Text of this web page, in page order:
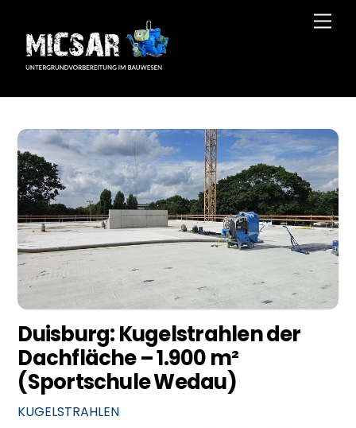
content
Duisburg: Kugelstrahlen der
Dachfläche – 1.900 m²
(Sportschule Wedau)
KUGELSTRAHLEN